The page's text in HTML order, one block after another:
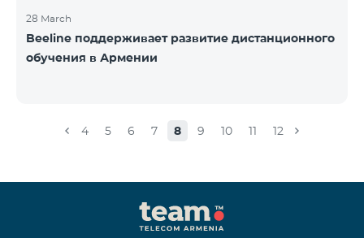
28 March
Beeline поддерживает развитие дистанционного
обучения в Армении
4 5 6 7 8 9 10 11 12